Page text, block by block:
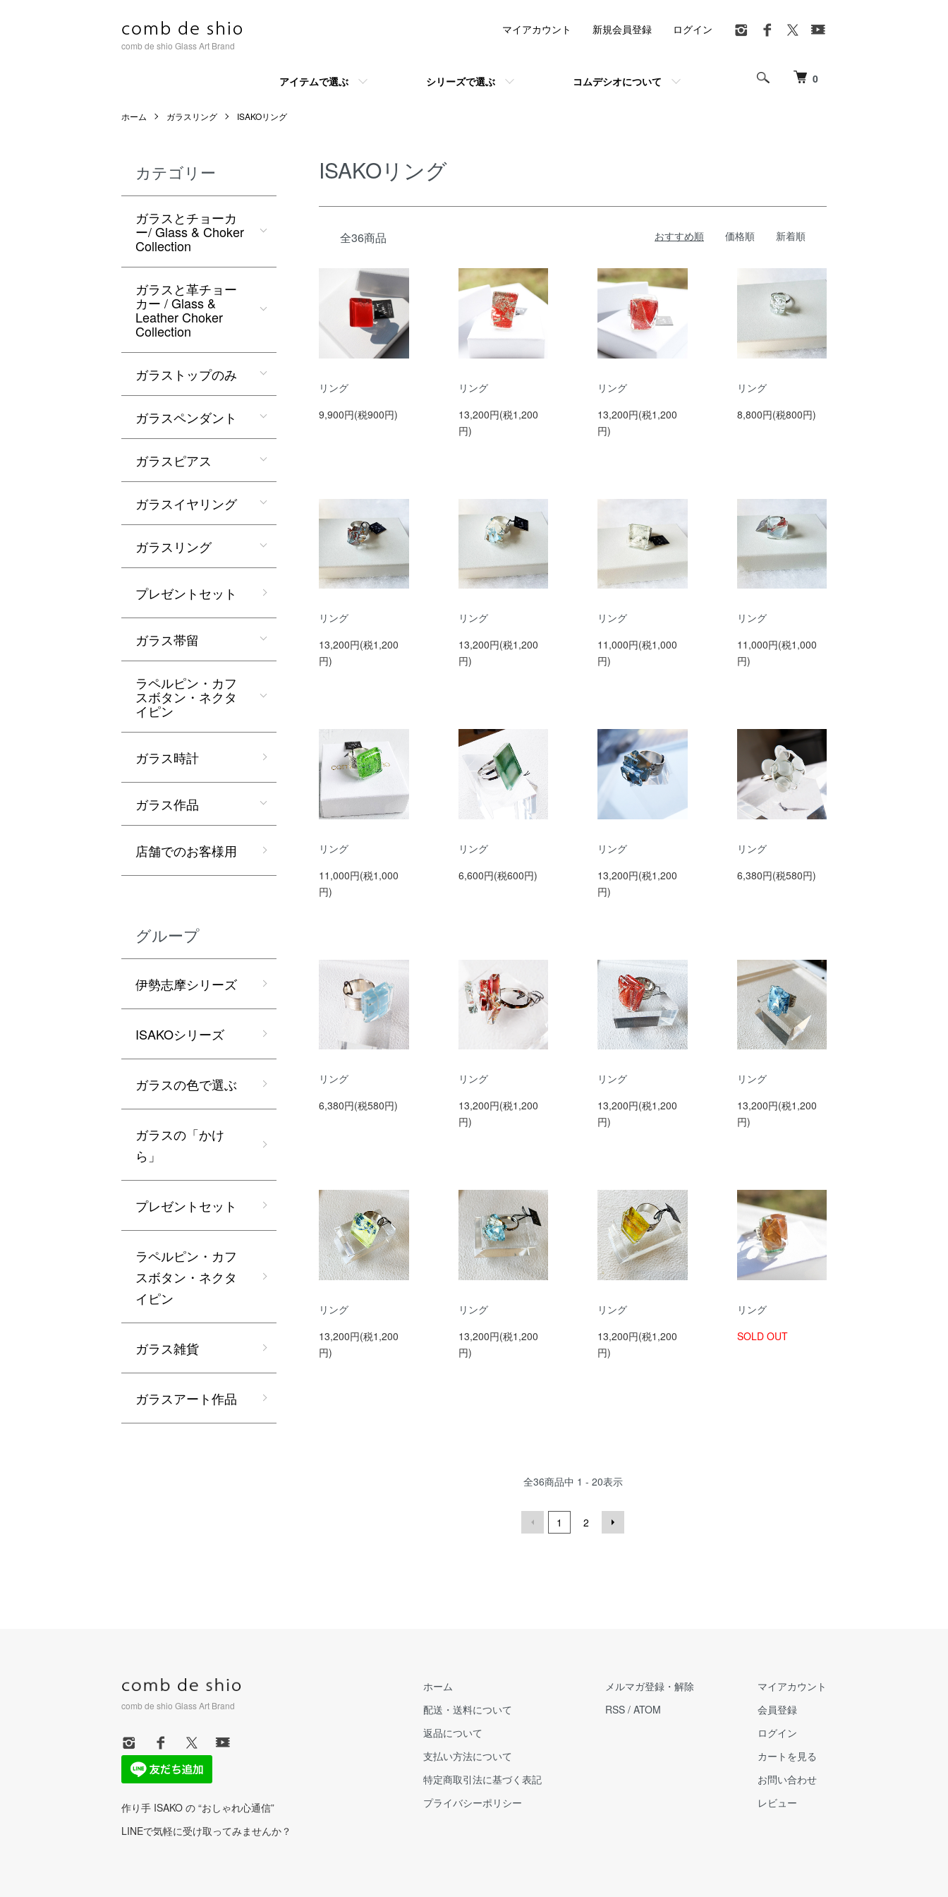
comb de shio Glass Art Brand
0
アイテムで選ぶ シリーズで選ぶ コムデシオについて
マイアカウント 新規会員登録 ログイン
ホーム ガラスリング ISAKOリング
ISAKOリング
全36商品 おすすめ順 価格順 新着順
リング
9,900円(税900円)
リング
13,200円(税1,200
円)
リング
13,200円(税1,200
円)
リング
8,800円(税800円)
リング
13,200円(税1,200
円)
リング
13,200円(税1,200
円)
リング
11,000円(税1,000
円)
リング
11,000円(税1,000
円)
リング
11,000円(税1,000
円)
リング
6,600円(税600円)
リング
13,200円(税1,200
円)
リング
6,380円(税580円)
リング
6,380円(税580円)
リング
13,200円(税1,200
円)
リング
13,200円(税1,200
円)
リング
13,200円(税1,200
円)
リング
13,200円(税1,200
円)
リング
13,200円(税1,200
円)
リング
13,200円(税1,200
円)
リング
SOLD OUT
全36商品中 1 - 20表示
1 2
カテゴリー
ガラスとチョーカ
ー/ Glass & Choker
Collection
ガラスと革チョー
カー / Glass &
Leather Choker
Collection
ガラストップのみ
ガラスペンダント
ガラスピアス
ガラスイヤリング
ガラスリング
プレゼントセット
ガラス帯留
ラペルピン・カフ
スボタン・ネクタ
イピン
ガラス時計
ガラス作品
店舗でのお客様用
グループ
伊勢志摩シリーズ
ISAKOシリーズ
ガラスの色で選ぶ
ガラスの「かけ
ら」
プレゼントセット
ラペルピン・カフ
スボタン・ネクタ
イピン
ガラス雑貨
ガラスアート作品
comb de shio Glass Art Brand
作り手 ISAKO の “おしゃれ心通信”
LINEで気軽に受け取ってみませんか？
ホーム
配送・送料について
返品について
支払い方法について
特定商取引法に基づく表記
プライバシーポリシー
メルマガ登録・解除
RSS / ATOM
マイアカウント
会員登録
ログイン
カートを見る
お問い合わせ
レビュー